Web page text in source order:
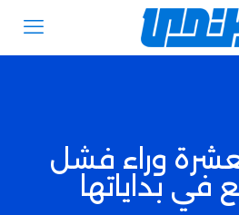
وراء فشل
في بداياتها